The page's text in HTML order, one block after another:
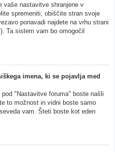
vaše nastavitve shranjene v
spremeniti, obiščite stran svoje
ponavadi najdete na vrhu strani
Ta sistem vam bo omogočil
imena, ki se pojavlja med
"Nastavitve foruma" boste našli
to možnost in vidni boste samo
vam. Šteti boste kot eden